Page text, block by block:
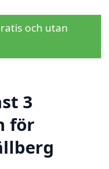
och utan
3
för